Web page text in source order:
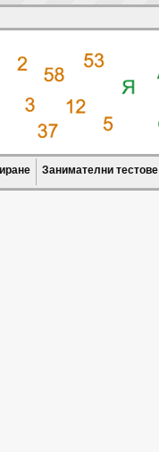
Занимателни тестове